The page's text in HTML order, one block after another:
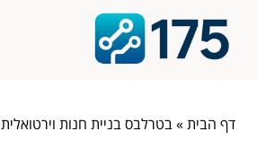
דף הבית»בטרלבס בניית חנות וירטואלית